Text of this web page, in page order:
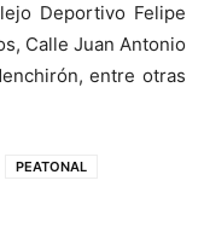
Deportivo Felipe
Calle Juan Antonio
entre otras
PEATONAL